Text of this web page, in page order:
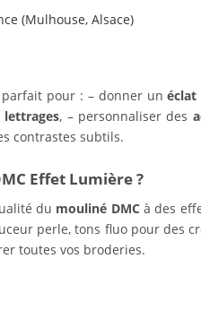
(Mulhouse, Alsace)
parfait pour : – donner un
lettrages, – personnaliser des
contrastes subtils.
Effet Lumière ?
du mouliné DMCà des
perle, tons fluo pour des
toutes vos broderies.